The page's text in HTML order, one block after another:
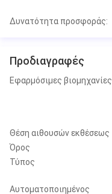
Δυνατότητα προσφοράς:
Προδιαγραφές
Εφαρμόσιμες βιομηχανίες
Θέση αιθουσών εκθέσεως
Όρος
Τύπος
Αυτοματοποιημένος